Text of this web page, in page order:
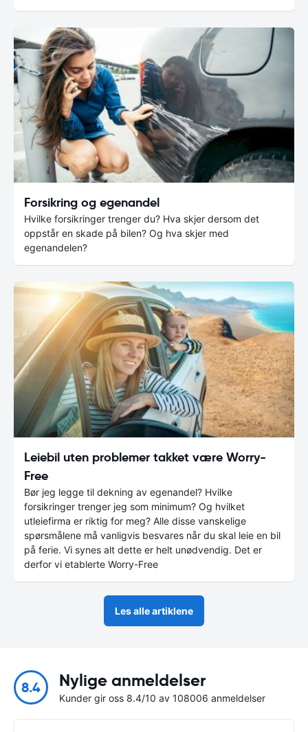
Forsikring og egenandel
Hvilke forsikringer trenger du? Hva skjer dersom det
oppstår en skade på bilen? Og hva skjer med
egenandelen?
Leiebil uten problemer takket være Worry-
Free
Bør jeg legge til dekning av egenandel? Hvilke
forsikringer trenger jeg som minimum? Og hvilket
utleiefirma er riktig for meg? Alle disse vanskelige
spørsmålene må vanligvis besvares når du skal leie en bil
på ferie. Vi synes alt dette er helt unødvendig. Det er
derfor vi etablerte Worry-Free
Les alle artiklene
8.4 Nylige anmeldelser
Kunder gir oss 8.4/10 av 108006 anmeldelser